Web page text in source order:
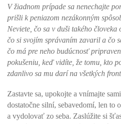
V žiadnom prípade sa nenechajte
prišli k peniazom nezákonným
Neviete, čo sa v duši takého
čo si svojím správaním zavaril a čo
čo má pre neho budúcnosť
pokušeniu, keď vidíte, že tomu, kto
zdanlivo sa mu darí na všetkých
Zastavte sa, upokojte a vnímajte
dostatočne silní, sebavedomí, len to
a vydolovať zo seba. Zaslúžite si